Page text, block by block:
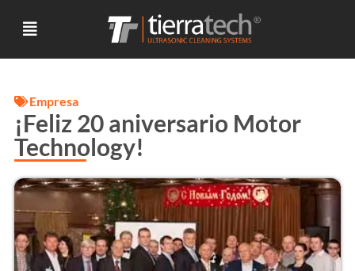
Empresa
¡Feliz 20 aniversario Motor
Technology!